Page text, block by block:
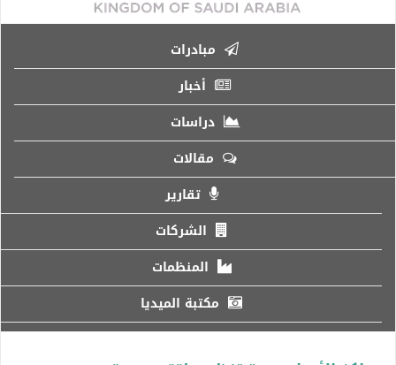
مبادرات
أخبار
دراسات
مقالات
تقارير
الشركات
المنظمات
مكتبة الميديا